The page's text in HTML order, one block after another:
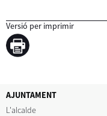
Versió per imprimir
AJUNTAMENT
L'alcalde